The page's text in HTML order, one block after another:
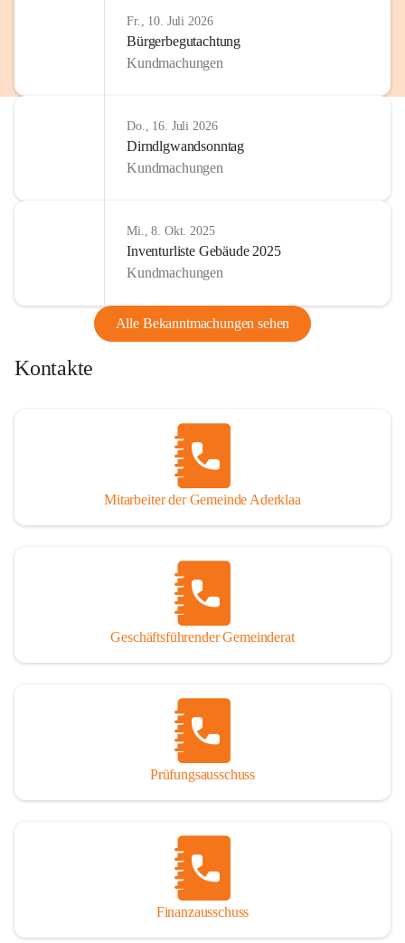
Fr., 10. Juli 2026
Bürgerbegutachtung
Kundmachungen
Do., 16. Juli 2026
Dirndlgwandsonntag
Kundmachungen
Mi., 8. Okt. 2025
Inventurliste Gebäude 2025
Kundmachungen
Alle Bekanntmachungen sehen
Kontakte
Mitarbeiter der Gemeinde Aderklaa
Geschäftsführender Gemeinderat
Prüfungsausschuss
Finanzausschuss